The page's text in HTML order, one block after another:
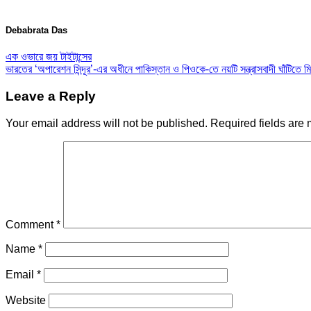
Debabrata Das
এক ওভারে জয় টাইটান্সের
ভারতের ‘অপারেশন সিন্দূর’-এর অধীনে পাকিস্তান ও পিওকে-তে নয়টি সন্ত্রাসবাদী ঘাঁটিতে
Leave a Reply
Your email address will not be published. Required fields are
Comment*
Name *
Email *
Website